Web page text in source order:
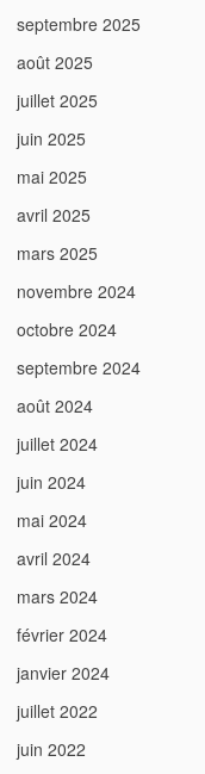
septembre 2025
août 2025
juillet 2025
juin 2025
mai 2025
avril 2025
mars 2025
novembre 2024
octobre 2024
septembre 2024
août 2024
juillet 2024
juin 2024
mai 2024
avril 2024
mars 2024
février 2024
janvier 2024
juillet 2022
juin 2022